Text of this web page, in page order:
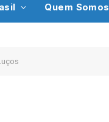
Quem Somos